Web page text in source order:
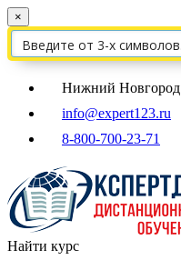
×
Нижний Новгород
info@expert123.ru
8-800-700-23-71
Найти курс